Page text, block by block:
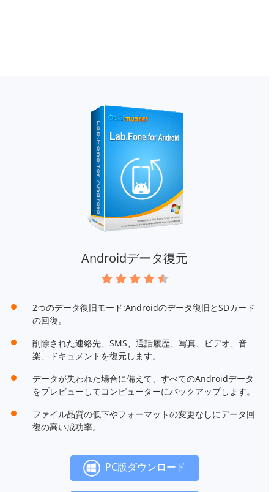
Androidデータ復元
2つのデータ復旧モード:Androidのデータ復旧とSDカード
の回復。
削除された連絡先、SMS、通話履歴、写真、ビデオ、音
楽、ドキュメントを復元します。
データが失われた場合に備えて、すべてのAndroidデータ
をプレビューしてコンピューターにバックアップします。
ファイル品質の低下やフォーマットの変更なしにデータ回
復の高い成功率。
PC版ダウンロード